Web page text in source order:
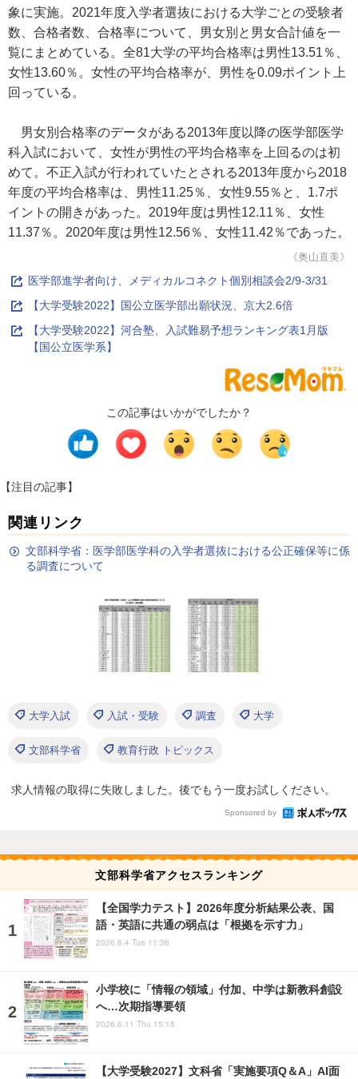
象に実施。2021年度入学者選抜における大学ごとの受験者
数、合格者数、合格率について、男女別と男女合計値を一
覧にまとめている。全81大学の平均合格率は男性13.51％、
女性13.60％。女性の平均合格率が、男性を0.09ポイント上
回っている。
男女別合格率のデータがある2013年度以降の医学部医学
科入試において、女性が男性の平均合格率を上回るのは初
めて。不正入試が行われていたとされる2013年度から2018
年度の平均合格率は、男性11.25％、女性9.55％と、1.7ポ
イントの開きがあった。2019年度は男性12.11％、女性
11.37％。2020年度は男性12.56％、女性11.42％であった。
《奥山直美》
医学部進学者向け、メディカルコネクト個別相談会2/9-3/31
【大学受験2022】国公立医学部出願状況、京大2.6倍
【大学受験2022】河合塾、入試難易予想ランキング表1月版
【国公立医学系】
この記事はいかがでしたか？
【注目の記事】
関連リンク
文部科学省：医学部医学科の入学者選抜における公正確保等に係
る調査について
大学入試 入試・受験 調査 大学
文部科学省 教育行政 トピックス
求人情報の取得に失敗しました。後でもう一度お試しください。
Sponsored by
文部科学省アクセスランキング
【全国学力テスト】2026年度分析結果公表、国
語・英語に共通の弱点は「根拠を示す力」
2026.8.4 Tue 11:36
小学校に「情報の領域」付加、中学は新教科創設
へ…次期指導要領
2026.6.11 Thu 15:15
【大学受験2027】文科省「実施要項Q＆A」AI面